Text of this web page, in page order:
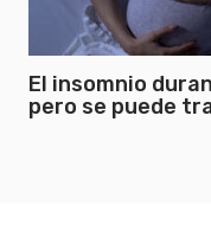
El insomnio
pero se puede